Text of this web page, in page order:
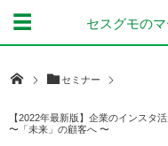
セスグモの
セミナー
【2022年最新版】企業のインスタ
〜「未来」の顧客へ 〜